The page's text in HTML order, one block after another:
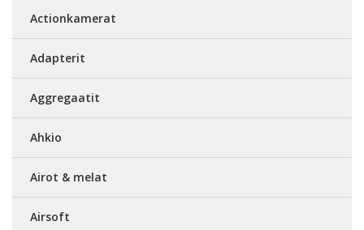
Actionkamerat
Adapterit
Aggregaatit
Ahkio
Airot & melat
Airsoft